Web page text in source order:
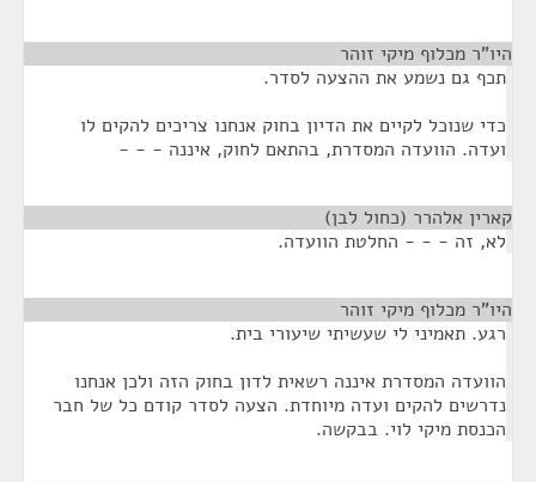
היו"ר מכלוף מיקי זוהר
תכף גם נשמע את ההצעה לסדר.
כדי שנוכל לקיים את הדיון בחוק אנחנו צריכים להקים לו
ועדה. הוועדה המסדרת, בהתאם לחוק, איננה - - -
קארין אלהרר (כחול לבן)
לא, זה - - - החלטת הוועדה.
היו"ר מכלוף מיקי זוהר
רגע. תאמיני לי שעשיתי שיעורי בית.
הוועדה המסדרת איננה רשאית לדון בחוק הזה ולכן אנחנו
נדרשים להקים ועדה מיוחדת. הצעה לסדר קודם כל של חבר
הכנסת מיקי לוי. בבקשה.